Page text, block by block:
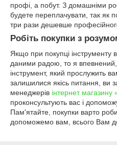
профі, а побут. З домашніми
будете переплачувати, так як
три рази дешевше
Робіть покупки з
Якщо при покупці інструменту
даними радою, то я
інструмент, який прослужить
залишилися якісь питання, ви
менеджерів інтернет магазину
проконсультують вас і
Пам'ятайте, покупки варто
допоможемо вам, всього Вам